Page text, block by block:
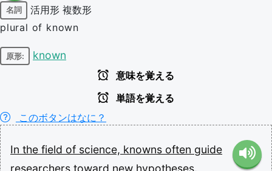
名詞 活用形 複数形
plural of known
原形: known
意味を覚える
単語を覚える
このボタンはなに？
In the field of science, knowns often guide
researchers toward new hypotheses.